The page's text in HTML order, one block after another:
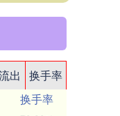
出
换手率
换手率